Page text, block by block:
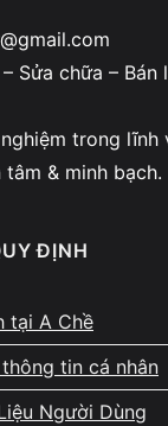
nâng
hơn 10 năm kinh
máy tính, laptop,
pin, tối ưu hiệu
gaming. Mỗi ca
bền bỉ lâu dài.
Sửa chữa –
trong lĩnh
& minh bạch.
ĐỊNH
tại A Chề
tin cá nhân
Người Dùng